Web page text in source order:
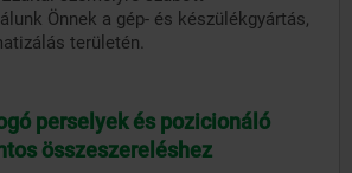
Önnek a gép- és készülékgyártás,
területén.
perselyek és pozicionáló
összeszereléshez